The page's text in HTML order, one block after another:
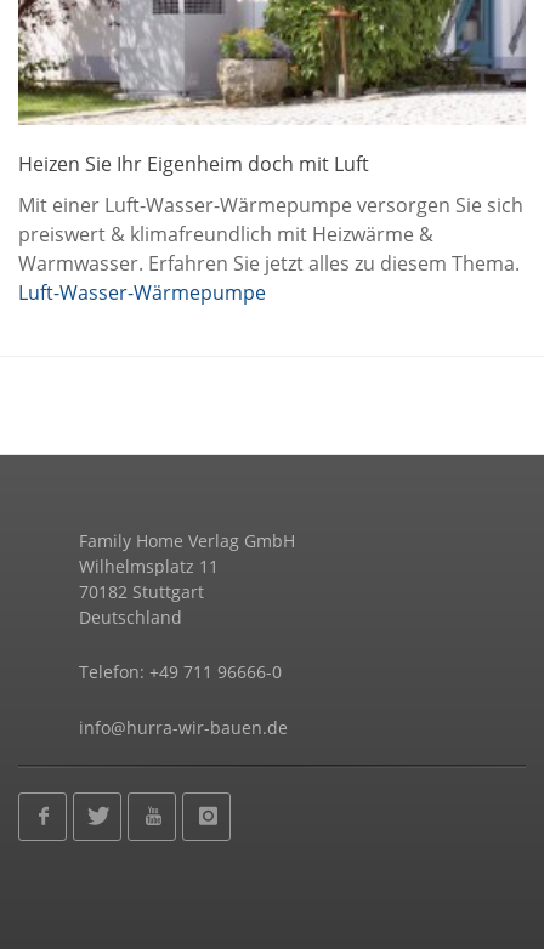
Heizen Sie Ihr Eigenheim doch mit Luft
Mit einer Luft-Wasser-Wärmepumpe versorgen Sie sich
preiswert & klimafreundlich mit Heizwärme &
Warmwasser. Erfahren Sie jetzt alles zu diesem Thema.
Luft-Wasser-Wärmepumpe
Family Home Verlag GmbH
Wilhelmsplatz 11
70182 Stuttgart
Deutschland
Telefon: +49 711 96666-0
info@hurra-wir-bauen.de